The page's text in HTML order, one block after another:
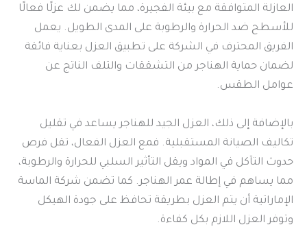
العازلة المتوافقة مع بيئة الفجيرة، مما يضمن لك عزلًا فعالًا
للأسطح ضد الحرارة والرطوبة على المدى الطويل. يعمل
الفريق المحترف في الشركة على تطبيق العزل بعناية فائقة
لضمان حماية الهناجر من التشققات والتلف الناتج عن
عوامل الطقس.
بالإضافة إلى ذلك، العزل الجيد للهناجر يساعد في تقليل
تكاليف الصيانة المستقبلية. فمع العزل الفعال، تقل فرص
حدوث التآكل في المواد ويقل التأثير السلبي للحرارة والرطوبة،
مما يساهم في إطالة عمر الهناجر. كما تضمن شركة الماسة
الإماراتية أن يتم العزل بطريقة تحافظ على جودة الهيكل
وتوفر العزل اللازم بكل كفاءة.